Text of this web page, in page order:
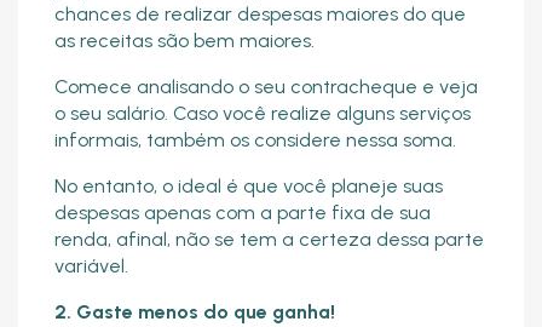
chances de realizar despesas maiores do que
as receitas são bem maiores.
Comece analisando o seu contracheque e veja
o seu salário. Caso você realize alguns serviços
informais, também os considere nessa soma.
No entanto, o ideal é que você planeje suas
despesas apenas com a parte fixa de sua
renda, afinal, não se tem a certeza dessa parte
variável.
2. Gaste menos do que ganha!